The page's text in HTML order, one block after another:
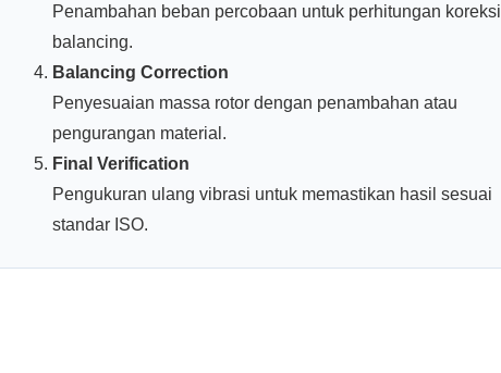
Penambahan beban percobaan untuk perhitungan koreksi
balancing.
Balancing Correction
Penyesuaian massa rotor dengan penambahan atau
pengurangan material.
Final Verification
Pengukuran ulang vibrasi untuk memastikan hasil sesuai
standar ISO.